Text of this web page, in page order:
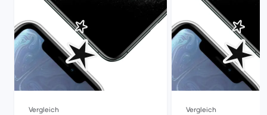
Vergleich Vergleich